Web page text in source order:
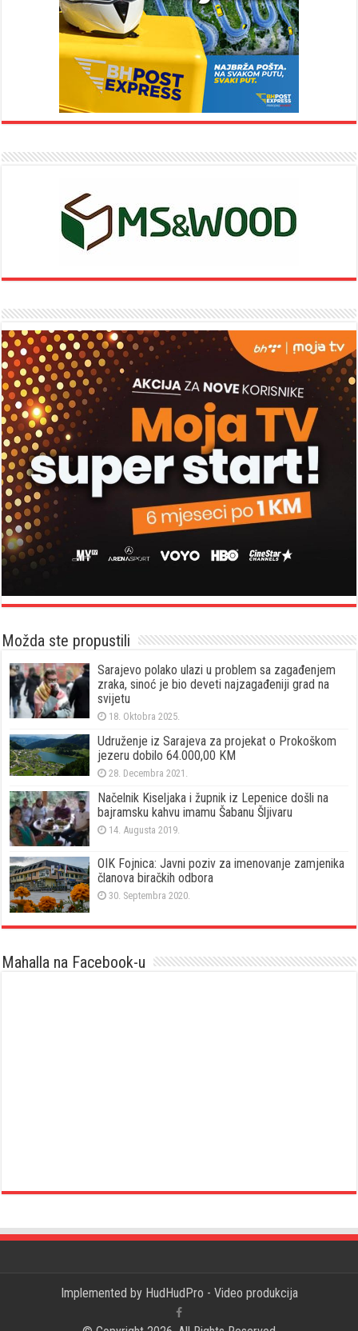
Možda ste propustili
Sarajevo polako ulazi u problem sa zagađenjem
zraka, sinoć je bio deveti najzagađeniji grad na
svijetu
18. Oktobra 2025.
Udruženje iz Sarajeva za projekat o Prokoškom
jezeru dobilo 64.000,00 KM
28. Decembra 2021.
Načelnik Kiseljaka i župnik iz Lepenice došli na
bajramsku kahvu imamu Šabanu Šljivaru
14. Augusta 2019.
OIK Fojnica: Javni poziv za imenovanje zamjenika
članova biračkih odbora
30. Septembra 2020.
Mahalla na Facebook-u
Implemented by HudHudPro - Video produkcija